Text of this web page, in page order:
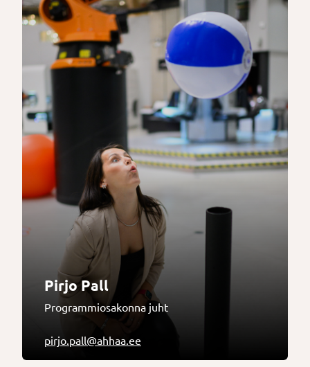
Pirjo Pall
Programmiosakonna juht
pirjo.pall@ahhaa.ee